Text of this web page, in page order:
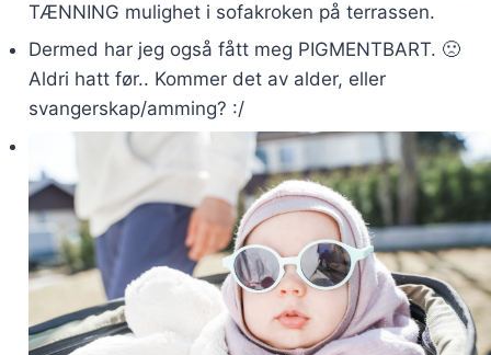
TÆNNING mulighet i sofakroken på terrassen.
Dermed har jeg også fått meg PIGMENTBART. 🙁
Aldri hatt før.. Kommer det av alder, eller
svangerskap/amming? :/